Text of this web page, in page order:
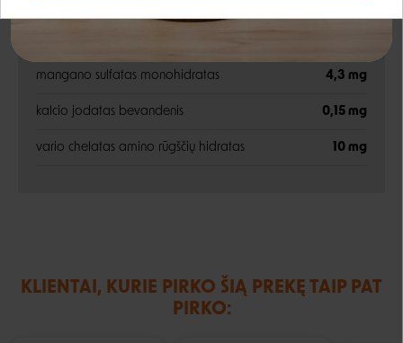
mangano sulfatas monohidratas 4,3 mg
kalcio jodatas bevandenis 0,15 mg
vario chelatas amino rūgščių hidratas 10 mg
KLIENTAI, KURIE PIRKO ŠIĄ PREKĘ TAIP PAT
PIRKO:
Rašyti atsiliepimą
Negalite prisijungti prie paskyros?